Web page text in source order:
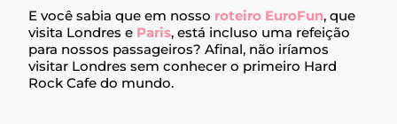
E você sabia que em nosso roteiro EuroFun, que
visita Londres e Paris, está incluso uma refeição
para nossos passageiros? Afinal, não iríamos
visitar Londres sem conhecer o primeiro Hard
Rock Cafe do mundo.